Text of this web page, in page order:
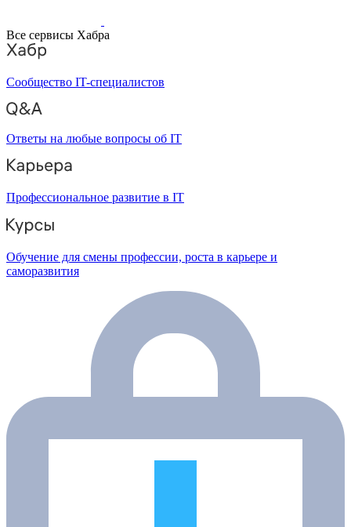
Все сервисы Хабра
Сообщество IT-специалистов
Ответы на любые вопросы об IT
Профессиональное развитие в IT
Обучение для смены профессии, роста в карьере и
саморазвития